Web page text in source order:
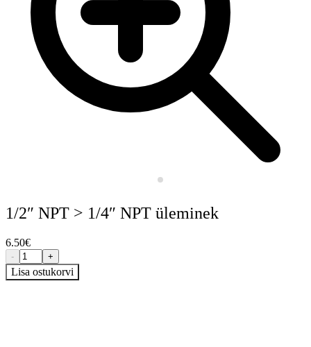
1/2″ NPT > 1/4″ NPT üleminek
6.50€
- +
Lisa ostukorvi